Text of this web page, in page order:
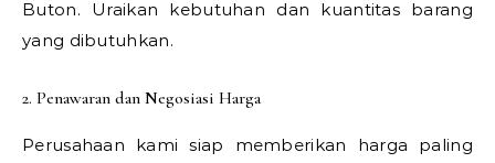
Buton. Uraikan kebutuhan dan kuantitas barang
yang dibutuhkan.
2. Penawaran dan Negosiasi Harga
Perusahaan kami siap memberikan harga paling